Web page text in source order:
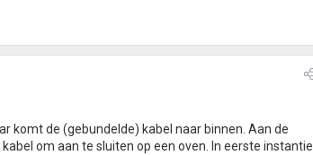
komt de (gebundelde) kabel naar binnen. Aan de
om aan te sluiten op een oven. In eerste instantie